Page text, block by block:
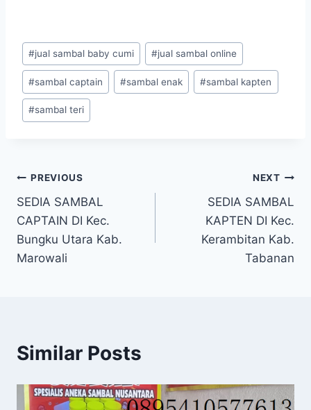
#jual sambal baby cumi #jual sambal online
#sambal captain #sambal enak #sambal kapten
#sambal teri
PREVIOUS
SEDIA SAMBAL
CAPTAIN DI Kec.
Bungku Utara Kab.
Marowali
NEXT
SEDIA SAMBAL
KAPTEN DI Kec.
Kerambitan Kab.
Tabanan
Similar Posts